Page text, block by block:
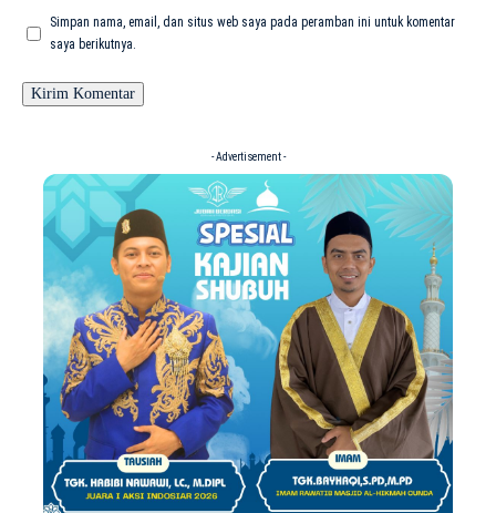
Simpan nama, email, dan situs web saya pada peramban ini untuk komentar
saya berikutnya.
- Advertisement -